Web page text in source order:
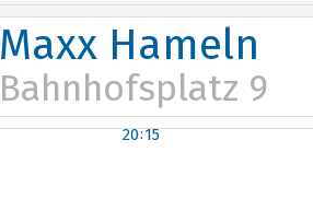
Maxx Hameln
Bahnhofsplatz 9
20:15